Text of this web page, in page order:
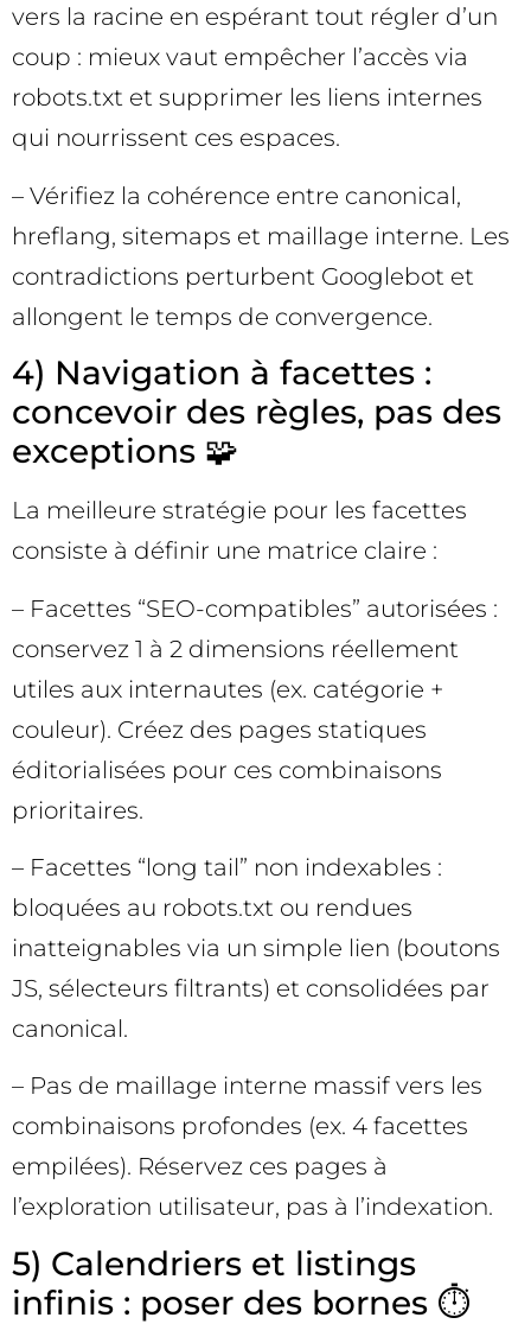
vers la racine en espérant tout régler d’un
coup : mieux vaut empêcher l’accès via
robots.txt et supprimer les liens internes
qui nourrissent ces espaces.
– Vérifiez la cohérence entre canonical,
hreflang, sitemaps et maillage interne. Les
contradictions perturbent Googlebot et
allongent le temps de convergence.
4) Navigation à facettes :
concevoir des règles, pas des
exceptions 🧩
La meilleure stratégie pour les facettes
consiste à définir une matrice claire :
– Facettes “SEO-compatibles” autorisées :
conservez 1 à 2 dimensions réellement
utiles aux internautes (ex. catégorie +
couleur). Créez des pages statiques
éditorialisées pour ces combinaisons
prioritaires.
– Facettes “long tail” non indexables :
bloquées au robots.txt ou rendues
inatteignables via un simple lien (boutons
JS, sélecteurs filtrants) et consolidées par
canonical.
– Pas de maillage interne massif vers les
combinaisons profondes (ex. 4 facettes
empilées). Réservez ces pages à
l’exploration utilisateur, pas à l’indexation.
5) Calendriers et listings
infinis : poser des bornes ⏱️